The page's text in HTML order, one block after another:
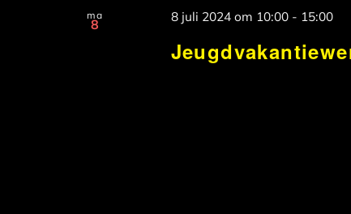
ma
8 8 juli 2024 om 10:00- 15:00